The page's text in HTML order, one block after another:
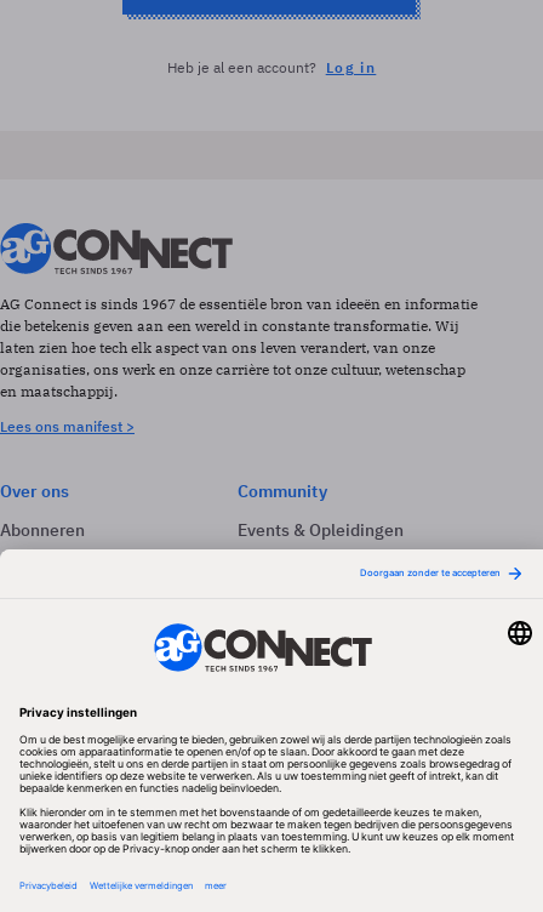
Heb je al een account? Log in
AG Connect is sinds 1967 de essentiële bron van ideeën en informatie
die betekenis geven aan een wereld in constante transformatie. Wij
laten zien hoe tech elk aspect van ons leven verandert, van onze
organisaties, ons werk en onze carrière tot onze cultuur, wetenschap
en maatschappij.
Lees ons manifest >
Over ons
Abonneren
Adverteren
Community
Events & Opleidingen
Nieuwsbrieven
Volg ons
Redactionele partner